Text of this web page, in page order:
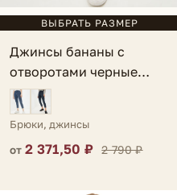
ВЫБРАТЬ РАЗМЕР
Джинсы бананы с
отворотами черные
Policastro
Брюки, джинсы
от 2 371,50 ₽ 2 790 ₽